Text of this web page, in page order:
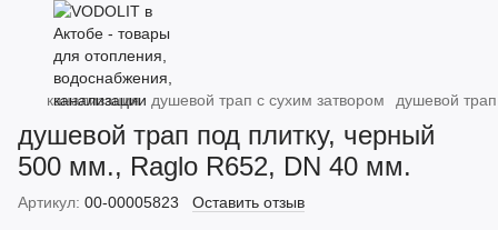
канализация душевой трап с сухим затвором душевой
душевой трап под плитку, черный
500 мм., Raglo R652, DN 40 мм.
Артикул: 00-00005823 Оставить отзыв